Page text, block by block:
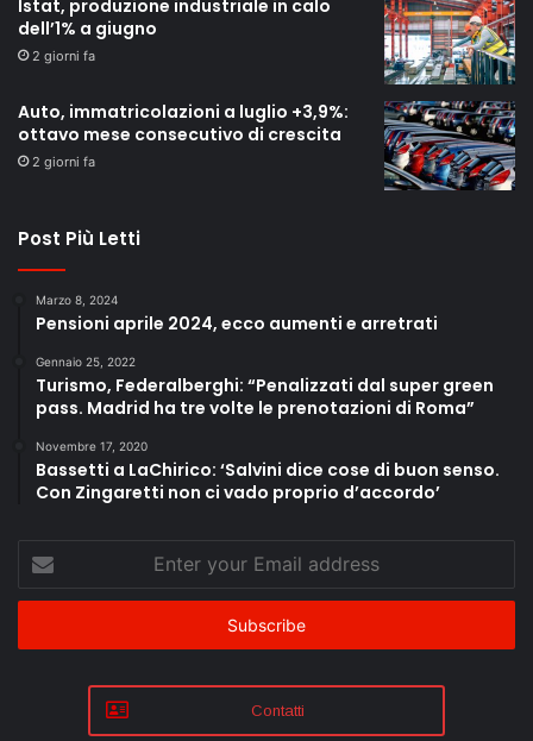
Istat, produzione industriale in calo
dell’1% a giugno
2 giorni fa
Auto, immatricolazioni a luglio +3,9%:
ottavo mese consecutivo di crescita
2 giorni fa
Post Più Letti
Marzo 8, 2024
Pensioni aprile 2024, ecco aumenti e arretrati
Gennaio 25, 2022
Turismo, Federalberghi: “Penalizzati dal super green
pass. Madrid ha tre volte le prenotazioni di Roma”
Novembre 17, 2020
Bassetti a LaChirico: ‘Salvini dice cose di buon senso.
Con Zingaretti non ci vado proprio d’accordo’
your
Email
Contatti